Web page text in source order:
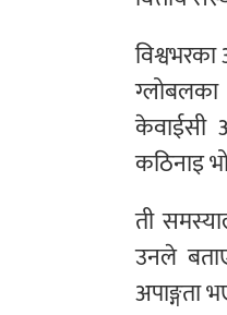
ग्लोबलका
केवाईसी
कठिनाइ
ती
उनले
अपाङ्गता